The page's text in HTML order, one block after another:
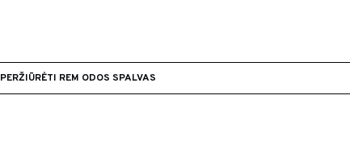
PERŽIŪRĖTI REM ODOS SPALVAS